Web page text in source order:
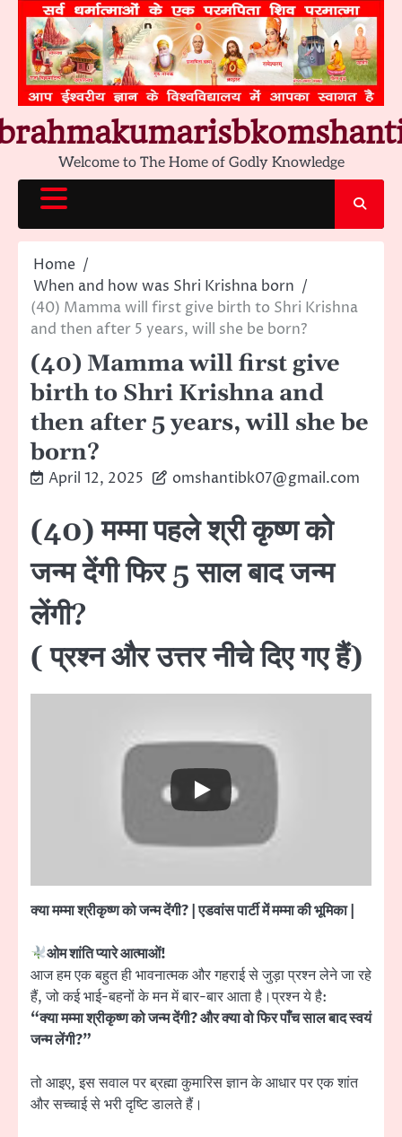
content
Welcome to The Home of Godly Knowledge
Home
When and how was Shri Krishna born
(40) Mamma will first give birth to Shri Krishna
and then after 5 years, will she be born?
(40) Mamma will first give
birth to Shri Krishna and
then after 5 years, will she be
born?
April 12, 2025 omshantibk07@gmail.com
(40) मम्मा पहले श्री कृष्ण को
जन्म देंगी फिर 5 साल बाद जन्म
लेंगी?
( प्रश्न और उत्तर नीचे दिए गए हैं)
क्या मम्मा श्रीकृष्ण को जन्म देंगी? | एडवांस पार्टी में मम्मा की भूमिका |
ओम शांति प्यारे आत्माओं!
आज हम एक बहुत ही भावनात्मक और गहराई से जुड़ा प्रश्न लेने जा रहे
हैं, जो कई भाई-बहनों के मन में बार-बार आता है।प्रश्न ये है:
“क्या मम्मा श्रीकृष्ण को जन्म देंगी? और क्या वो फिर पाँच साल बाद स्वयं
जन्म लेंगी?”
तो आइए, इस सवाल पर ब्रह्मा कुमारिस ज्ञान के आधार पर एक शांत
और सच्चाई से भरी दृष्टि डालते हैं।